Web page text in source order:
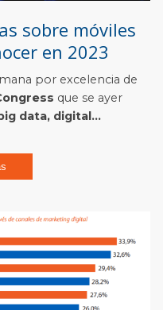
sobre móviles
en 2023
por excelencia de
que se ayer
data, digital...